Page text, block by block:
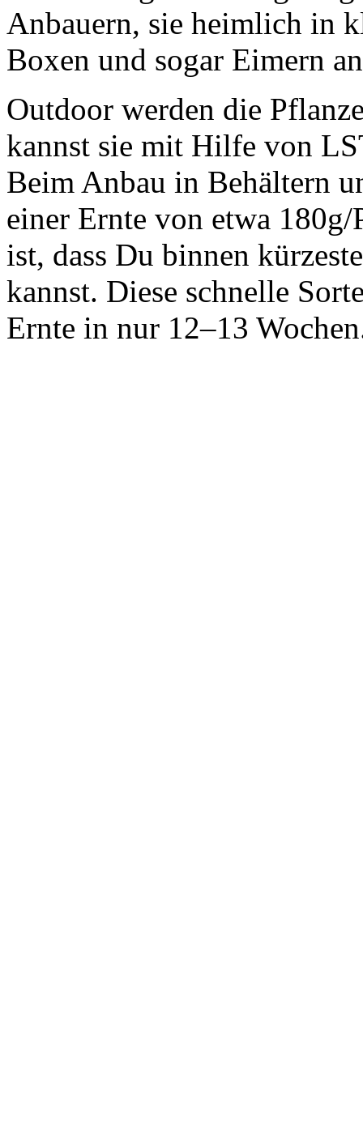
Anbauern, sie heimlich in
Boxen und sogar Eimern
Outdoor werden die
kannst sie mit Hilfe von
Beim Anbau in Behältern
einer Ernte von etwa 180g/
ist, dass Du binnen
kannst. Diese schnelle
Ernte in nur 12–13